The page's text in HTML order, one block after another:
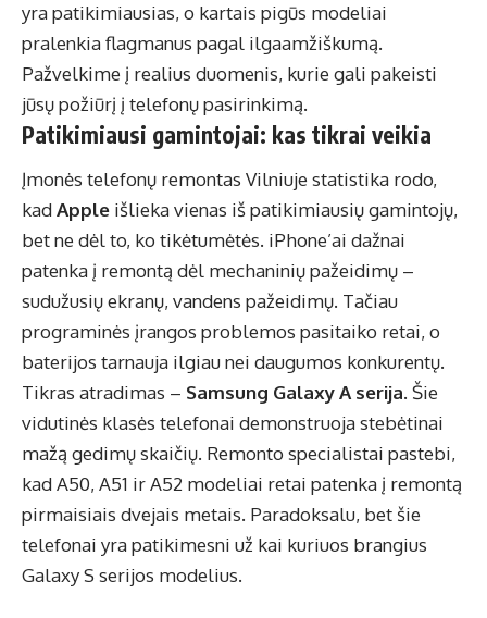
yra patikimiausias, o kartais pigūs modeliai
pralenkia flagmanus pagal ilgaamžiškumą.
Pažvelkime į realius duomenis, kurie gali pakeisti
jūsų požiūrį į telefonų pasirinkimą.
Patikimiausi gamintojai: kas tikrai veikia
Įmonės telefonų remontas Vilniuje statistika rodo,
kadApple išlieka vienas iš patikimiausių gamintojų,
bet ne dėl to, ko tikėtumėtės. iPhone’ai dažnai
patenka į remontą dėl mechaninių pažeidimų –
sudužusių ekranų, vandens pažeidimų. Tačiau
programinės įrangos problemos pasitaiko retai, o
baterijos tarnauja ilgiau nei daugumos konkurentų.
Tikras atradimas – Samsung Galaxy A serija. Šie
vidutinės klasės telefonai demonstruoja stebėtinai
mažą gedimų skaičių. Remonto specialistai pastebi,
kad A50, A51 ir A52 modeliai retai patenka į remontą
pirmaisiais dvejais metais. Paradoksalu, bet šie
telefonai yra patikimesni už kai kuriuos brangius
Galaxy S serijos modelius.